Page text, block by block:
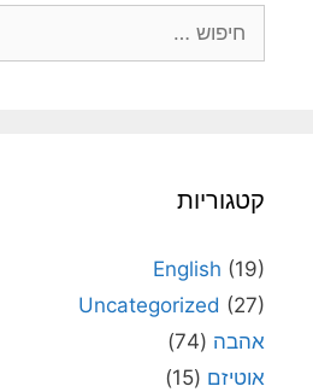
קטגוריות
English (19)
Uncategorized (27)
אהבה (74)
אוטיזם (15)